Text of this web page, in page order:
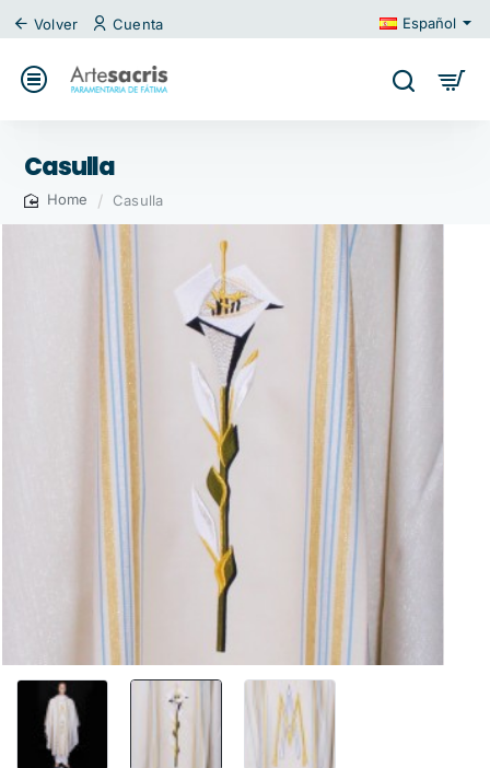
Volver Cuenta Español
Casulla
Casulla